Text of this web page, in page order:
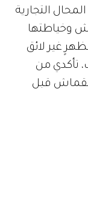
التجارية
وخياطتها
غير لائق
تأكدي من
قبل